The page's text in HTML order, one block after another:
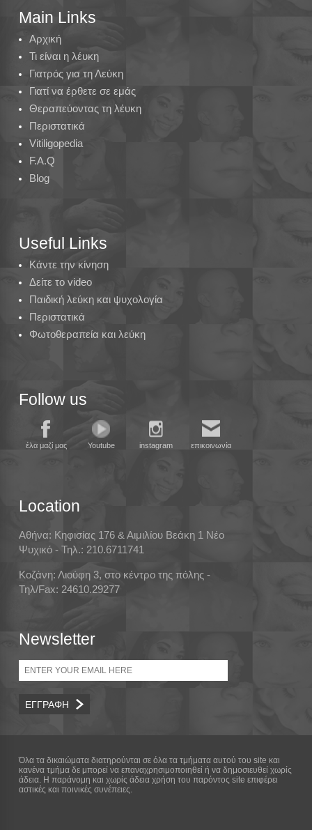
Main Links
Αρχική
Τι είναι η λέυκη
Γιατρός για τη Λεύκη
Γιατί να έρθετε σε εμάς
Θεραπεύοντας τη λέυκη
Περιστατικά
Vitiligopedia
F.A.Q
Blog
Useful Links
Κάντε την κίνηση
Δείτε το video
Παιδική λεύκη και ψυχολογία
Περιστατικά
Φωτοθεραπεία και λεύκη
Follow us
έλα μαζί μας Youtube instagram επικοινωνία
Location
Αθήνα: Κηφισίας 176 & Αιμιλίου Βεάκη 1 Νέο
Ψυχικό - Τηλ.: 210.6711741
Κοζάνη: Λιούφη 3, στο κέντρο της πόλης -
Τηλ/Fax: 24610.29277
Newsletter
Email
Όλα τα δικαιώματα διατηρούνται σε όλα τα τμήματα αυτού του site και
κανένα τμήμα δε μπορεί να επαναχρησιμοποιηθεί ή να δημοσιευθεί χωρίς
άδεια. Η παράνομη και χωρίς άδεια χρήση του παρόντος site επιφέρει
αστικές και ποινικές συνέπειες.